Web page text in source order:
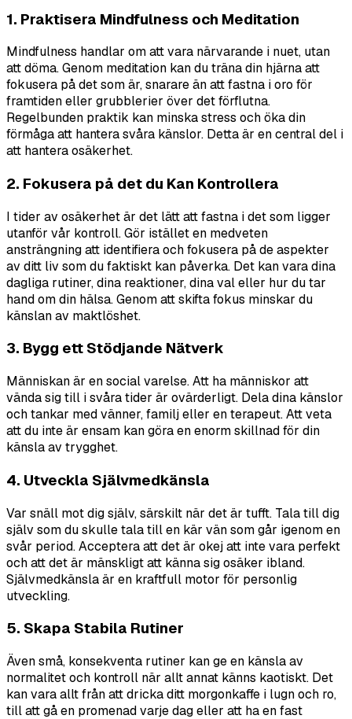
1. Praktisera Mindfulness och Meditation
Mindfulness handlar om att vara närvarande i nuet, utan
att döma. Genom meditation kan du träna din hjärna att
fokusera på det som är, snarare än att fastna i oro för
framtiden eller grubblerier över det förflutna.
Regelbunden praktik kan minska stress och öka din
förmåga att hantera svåra känslor. Detta är en central del i
att hantera osäkerhet.
2. Fokusera på det du Kan Kontrollera
I tider av osäkerhet är det lätt att fastna i det som ligger
utanför vår kontroll. Gör istället en medveten
ansträngning att identifiera och fokusera på de aspekter
av ditt liv som du faktiskt kan påverka. Det kan vara dina
dagliga rutiner, dina reaktioner, dina val eller hur du tar
hand om din hälsa. Genom att skifta fokus minskar du
känslan av maktlöshet.
3. Bygg ett Stödjande Nätverk
Människan är en social varelse. Att ha människor att
vända sig till i svåra tider är ovärderligt. Dela dina känslor
och tankar med vänner, familj eller en terapeut. Att veta
att du inte är ensam kan göra en enorm skillnad för din
känsla av trygghet.
4. Utveckla Självmedkänsla
Var snäll mot dig själv, särskilt när det är tufft. Tala till dig
själv som du skulle tala till en kär vän som går igenom en
svår period. Acceptera att det är okej att inte vara perfekt
och att det är mänskligt att känna sig osäker ibland.
Självmedkänsla är en kraftfull motor för personlig
utveckling.
5. Skapa Stabila Rutiner
Även små, konsekventa rutiner kan ge en känsla av
normalitet och kontroll när allt annat känns kaotiskt. Det
kan vara allt från att dricka ditt morgonkaffe i lugn och ro,
till att gå en promenad varje dag eller att ha en fast